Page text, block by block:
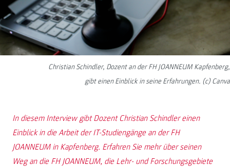
Christian Schindler, Dozent an der FH JOANNEUM Kapfenberg,
gibt einen Einblick in seine Erfahrungen. (c) Canva
In diesem Interview gibt Dozent Christian Schindler einen
Einblick in die Arbeit der IT-Studiengänge an der FH
JOANNEUM in Kapfenberg. Erfahren Sie mehr über seinen
Weg an die FH JOANNEUM, die Lehr- und Forschungsgebiete